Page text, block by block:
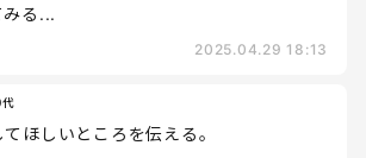
みる...
2025.04.29 18:13
ほしいところを伝える。